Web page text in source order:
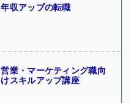
年収アップの転職
営業・マーケティング職向
けスキルアップ講座